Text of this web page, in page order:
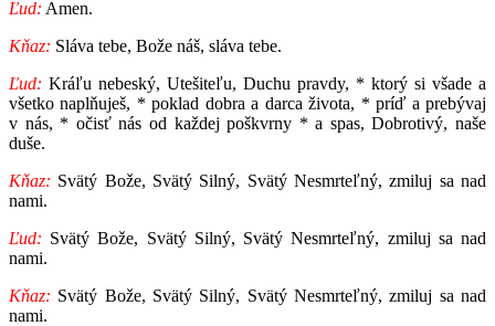
Ľud: Amen.
Kňaz: Sláva tebe, Bože náš, sláva tebe.
Ľud: Kráľu nebeský, Utešiteľu, Duchu pravdy, * ktorý si všade a
všetko naplňuješ, * poklad dobra a darca života, * príď a prebývaj
v nás, * očisť nás od každej poškvrny * a spas, Dobrotivý, naše
duše.
Kňaz: Svätý Bože, Svätý Silný, Svätý Nesmrteľný, zmiluj sa nad
nami.
Ľud: Svätý Bože, Svätý Silný, Svätý Nesmrteľný, zmiluj sa nad
nami.
Kňaz: Svätý Bože, Svätý Silný, Svätý Nesmrteľný, zmiluj sa nad
nami.